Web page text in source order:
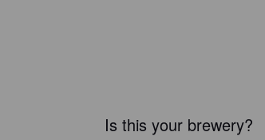
Is this your brewery?